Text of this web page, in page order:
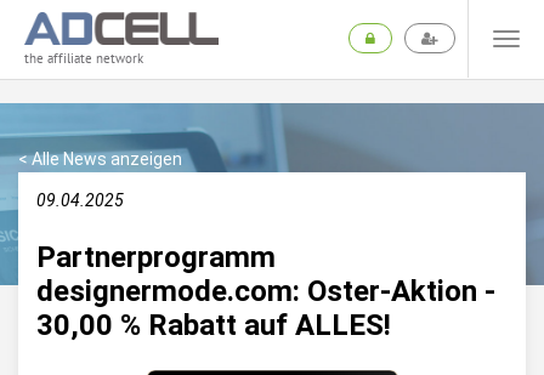
the affiliate network
< Alle News anzeigen
09.04.2025
Partnerprogramm
designermode.com: Oster-Aktion -
30,00 % Rabatt auf ALLES!